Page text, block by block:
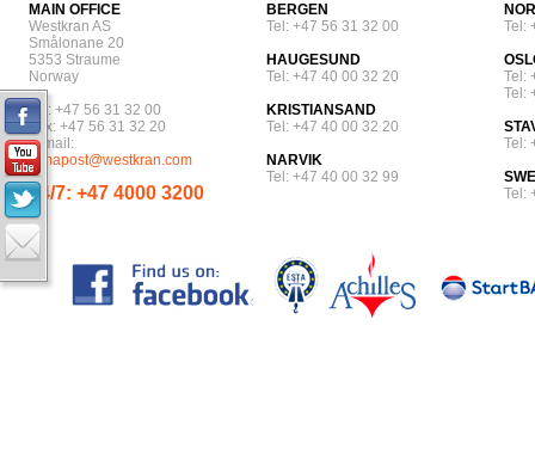
MAIN OFFICE
Westkran AS
Smålonane 20
5353 Straume
Norway
Tel: +47 56 31 32 00
Fax: +47 56 31 32 20
E-mail:
firmapost@westkran.com
24/7: +47 4000 3200
BERGEN
Tel: +47 56 31 32 00
HAUGESUND
Tel: +47 40 00 32 20
KRISTIANSAND
Tel: +47 40 00 32 20
NARVIK
Tel: +47 40 00 32 99
Tel:
Tel:
Tel:
Tel:
Tel: